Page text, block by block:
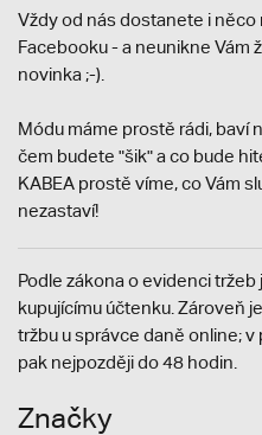
Vždy od nás dostanete i něco
Facebooku - a neunikne Vám
novinka ;-).
Módu máme prostě rádi, baví
čem budete "šik" a co bude
KABEA prostě víme, co Vám
nezastaví!
Podle zákona o evidenci
kupujícímu účtenku. Zároveň
tržbu u správce daně online;
pak nejpozději do 48 hodin.
Značky